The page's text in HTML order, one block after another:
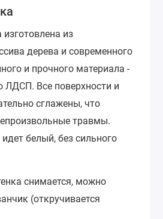
из
дерева и современного
и прочного материала -
ЛДСП. Все поверхности и
сглажены, что
травмы.
белый, без сильного
снимается, можно
(откручивается